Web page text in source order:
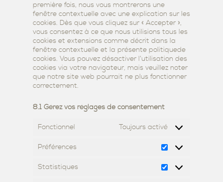
première fois, nous vous montrerons une
fenêtre contextuelle avec une explication sur les
cookies. Dès que vous cliquez sur « Accepter »,
vous consentez à ce que nous utilisions tous les
cookies et extensions comme décrit dans la
fenêtre contextuelle et la présente politiquede
cookies. Vous pouvez désactiver l’utilisation des
cookies via votre navigateur, mais veuillez noter
que notre site web pourrait ne plus fonctionner
correctement.
8.1 Gérez vos réglages de consentement
Fonctionnel Toujours activé
Préférences Préférences
Statistiques Statistiques